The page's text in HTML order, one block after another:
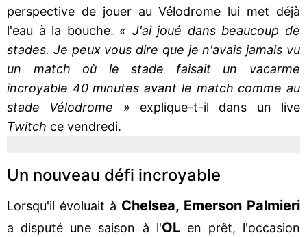
perspective de jouer au Vélodrome lui met déjà
l'eau à la bouche. « J'ai joué dans beaucoup de
stades. Je peux vous dire que je n'avais jamais vu
un match où le stade faisait un vacarme
incroyable 40 minutes avant le match comme au
stade Vélodrome » explique-t-il dans un live
Twitch ce vendredi.
Un nouveau défi incroyable
Lorsqu'il évoluait à Chelsea, Emerson Palmieri
a disputé une saison à l'OLen prêt, l'occasion